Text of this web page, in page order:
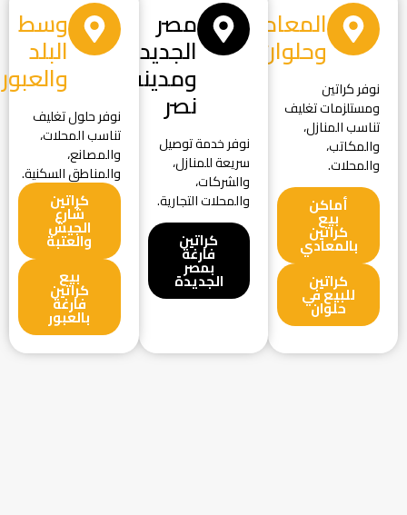
المعادي
وحلوان
نوفر كراتين
ومستلزمات تغليف
تناسب المنازل،
والمكاتب،
والمحلات.
أماكن
بيع
كراتين
بالمعادي
كراتين
للبيع في
حلوان
مصر
الجديدة
ومدينة
نصر
نوفر خدمة توصيل
سريعة للمنازل،
والشركات،
والمحلات التجارية.
كراتين
فارغة
بمصر
الجديدة
وسط
البلد
والعبور
نوفر حلول تغليف
تناسب المحلات،
والمصانع،
والمناطق السكنية.
كراتين
شارع
الجيش
والعتبة
بيع
كراتين
فارغة
بالعبور